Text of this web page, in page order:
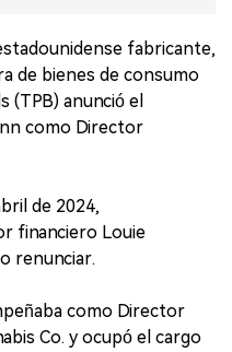
fabricante,
de bienes de consumo
(TPB) anunció el
como Director
de 2024,
financiero Louie
renunciar.
como Director
Co. y ocupó el cargo